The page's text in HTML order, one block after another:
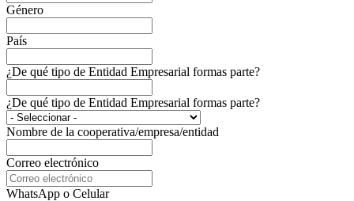
Género
País
¿De qué tipo de Entidad Empresarial formas parte?
¿De qué tipo de Entidad Empresarial formas parte?
Nombre de la cooperativa/empresa/entidad
Correo electrónico
WhatsApp o Celular